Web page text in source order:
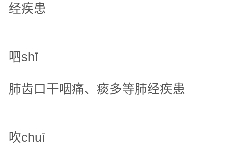
经疾患
呬shī
肺齿口干咽痛、痰多等肺经疾患
吹chuī